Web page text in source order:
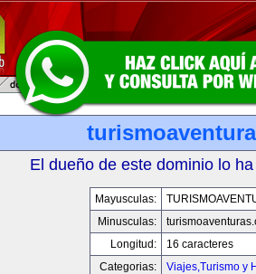
El dueño de este dominio lo
Mayusculas:
Minusculas:
Longitud:
16 caracteres
Categorias:
Viajes,Turismo y